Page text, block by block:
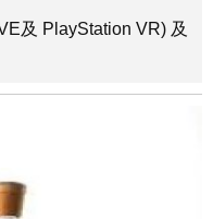
及 PlayStation VR) 及